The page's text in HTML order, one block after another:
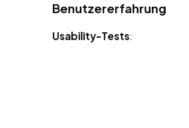
Benutzererfahrung
Usability-Tests: